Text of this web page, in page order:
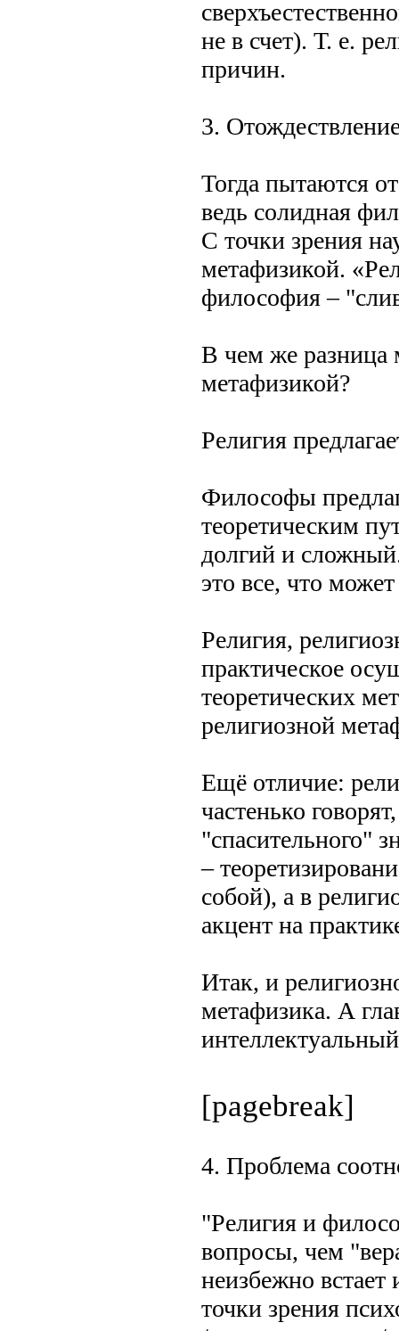
не в счет). Т. е.
причин.
3.
Тогда пытаются
ведь солидная
С точки зрения
метафизикой.
философия –
В чем же разница
метафизикой?
Религия
Философы
теоретическим
долгий и
это все, что
Религия,
практическое
теоретических
религиозной
Ещё отличие:
частенько
"спасительного"
–
собой), а в
акцент на
Итак, и
метафизика. А
[pagebreak]
4. Проблема
"Религия и
вопросы, чем
неизбежно
точки зрения